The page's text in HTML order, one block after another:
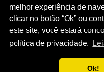
melhor experiência de
clicar no botão “Ok” ou
este site, você estará
política de privacidade.
Ok!